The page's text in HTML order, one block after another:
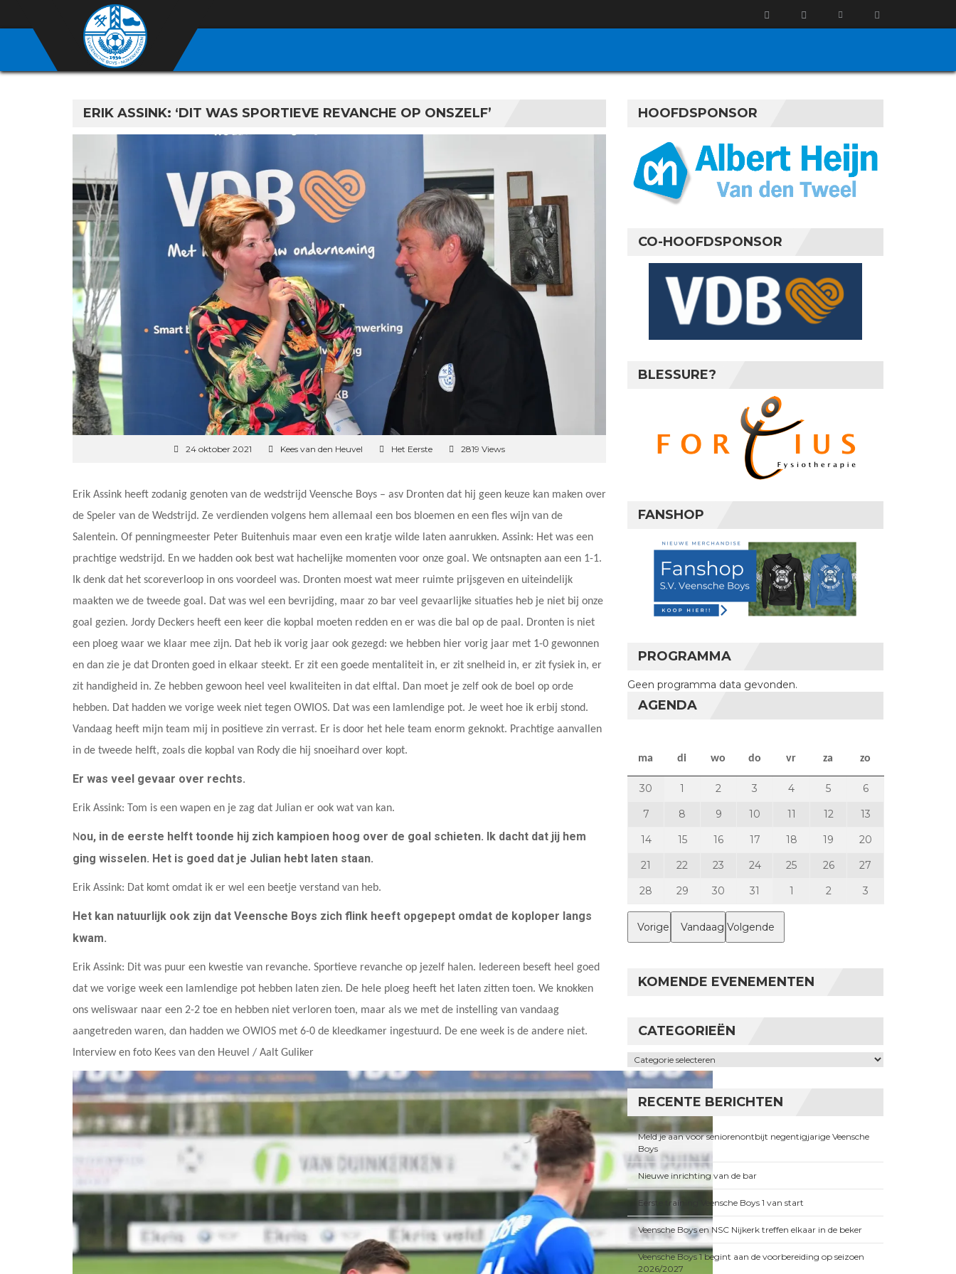
ERIK ASSINK: ‘DIT WAS SPORTIEVE REVANCHE OP ONSZELF’
24 oktober 2021 Kees van den Heuvel Het Eerste 2819 Views
Erik Assink heeft zodanig genoten van de wedstrijd Veensche Boys – asv Dronten dat hij geen keuze kan maken over
de Speler van de Wedstrijd. Ze verdienden volgens hem allemaal een bos bloemen en een fles wijn van de
Salentein. Of penningmeester Peter Buitenhuis maar even een kratje wilde laten aanrukken. Assink: Het was een
prachtige wedstrijd. En we hadden ook best wat hachelijke momenten voor onze goal. We ontsnapten aan een 1-1.
Ik denk dat het scoreverloop in ons voordeel was. Dronten moest wat meer ruimte prijsgeven en uiteindelijk
maakten we de tweede goal. Dat was wel een bevrijding, maar zo bar veel gevaarlijke situaties heb je niet bij onze
goal gezien. Jordy Deckers heeft een keer die kopbal moeten redden en er was die bal op de paal. Dronten is niet
een ploeg waar we klaar mee zijn. Dat heb ik vorig jaar ook gezegd: we hebben hier vorig jaar met 1-0 gewonnen
en dan zie je dat Dronten goed in elkaar steekt. Er zit een goede mentaliteit in, er zit snelheid in, er zit fysiek in, er
zit handigheid in. Ze hebben gewoon heel veel kwaliteiten in dat elftal. Dan moet je zelf ook de boel op orde
hebben. Dat hadden we vorige week niet tegen OWIOS. Dat was een lamlendige pot. Je weet hoe ik erbij stond.
Vandaag heeft mijn team mij in positieve zin verrast. Er is door het hele team enorm geknokt. Prachtige aanvallen
in de tweede helft, zoals die kopbal van Rody die hij snoeihard over kopt.
Er was veel gevaar over rechts.
Erik Assink: Tom is een wapen en je zag dat Julian er ook wat van kan.
Nou, in de eerste helft toonde hij zich kampioen hoog over de goal schieten. Ik dacht dat jij hem
ging wisselen. Het is goed dat je Julian hebt laten staan.
Erik Assink: Dat komt omdat ik er wel een beetje verstand van heb.
Het kan natuurlijk ook zijn dat Veensche Boys zich flink heeft opgepept omdat de koploper langs
kwam.
Erik Assink: Dit was puur een kwestie van revanche. Sportieve revanche op jezelf halen. Iedereen beseft heel goed
dat we vorige week een lamlendige pot hebben laten zien. De hele ploeg heeft het laten zitten toen. We knokken
ons weliswaar naar een 2-2 toe en hebben niet verloren toen, maar als we met de instelling van vandaag
aangetreden waren, dan hadden we OWIOS met 6-0 de kleedkamer ingestuurd. De ene week is de andere niet.
Interview en foto Kees van den Heuvel / Aalt Guliker
HOOFDSPONSOR
CO-HOOFDSPONSOR
BLESSURE?
FANSHOP
PROGRAMMA
Geen programma data gevonden.
AGENDA
ma maandag
didinsdag
wo woensdag
dodonderdag
vrvrijdag
za zaterdag
zozondag
30 30 juni 2025
1 1 juli 2025
2 2 juli 2025
3 3 juli 2025
44 juli 2025
55 juli 2025
66 juli 2025
77 juli 2025
8 8 juli 2025
99 juli 2025
10 10 juli 2025
11 11 juli 2025
1212 juli 2025
1313 juli 2025
1414 juli 2025
1515 juli 2025
1616 juli 2025
1717 juli 2025
1818 juli 2025
19 19 juli 2025
2020 juli 2025
21 21 juli 2025
22 22 juli 2025
23 23 juli 2025
2424 juli 2025
2525 juli 2025
2626 juli 2025
27
28 28 juli 2025
2929 juli 2025
30 30 juli 2025
31 31 juli 2025
1 1 augustus 2025
22 augustus 2025
33 augustus 2025
Vorige Vandaag Volgende
KOMENDE EVENEMENTEN
CATEGORIEËN
Categorieën
RECENTE BERICHTEN
Meld je aan voor seniorenontbijt negentigjarige Veensche
Boys
Nieuwe inrichting van de bar
Eerste training Veensche Boys 1 van start
Veensche Boys en NSC Nijkerk treffen elkaar in de beker
Veensche Boys 1 begint aan de voorbereiding op seizoen
2026/2027